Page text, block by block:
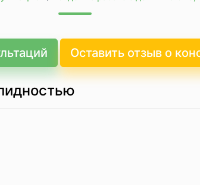
Оставить отзыв о